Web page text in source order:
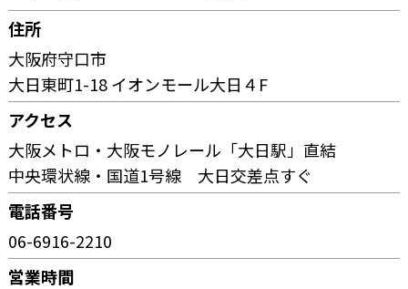
住所
大阪府守口市
大日東町1-18 イオンモール大日４F
アクセス
大阪メトロ・大阪モノレール「大日駅」直結
中央環状線・国道1号線 大日交差点すぐ
電話番号
06-6916-2210
営業時間